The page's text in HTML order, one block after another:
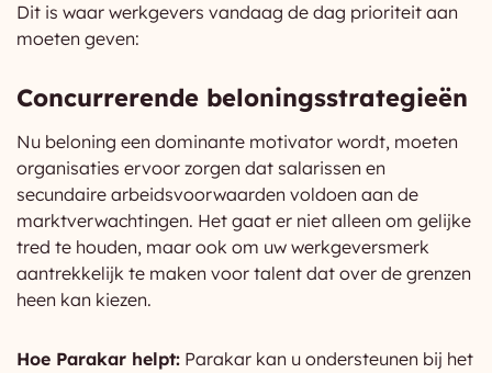
Dit is waar werkgevers vandaag de dag prioriteit aan
moeten geven:
Concurrerende beloningsstrategieën
Nu beloning een dominante motivator wordt, moeten
organisaties ervoor zorgen dat salarissen en
secundaire arbeidsvoorwaarden voldoen aan de
marktverwachtingen. Het gaat er niet alleen om gelijke
tred te houden, maar ook om uw werkgeversmerk
aantrekkelijk te maken voor talent dat over de grenzen
heen kan kiezen.
Hoe Parakar helpt: Parakar kan u ondersteunen bij het